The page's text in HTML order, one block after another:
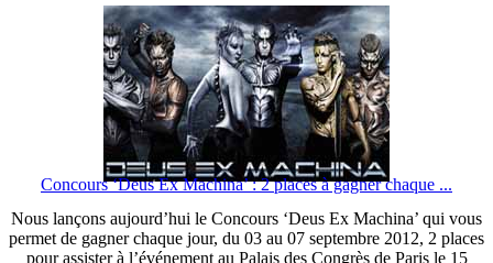
Concours ‘Deus Ex Machina’ : 2 places à gagner chaque ...
Nous lançons aujourd’hui le Concours ‘Deus Ex Machina’ qui vous
permet de gagner chaque jour, du 03 au 07 septembre 2012, 2 places
pour assister à l’événement au Palais des Congrès de Paris le 15